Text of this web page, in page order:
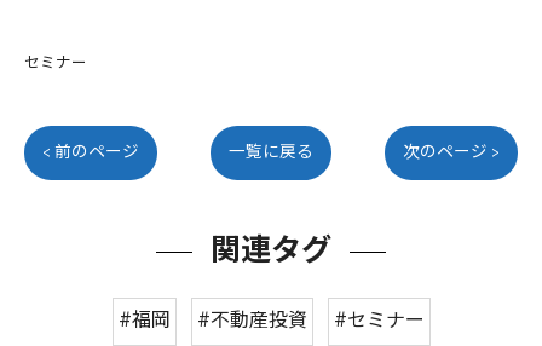
セミナー
< 前のページ 一覧に戻る 次のページ >
関連タグ
#福岡 #不動産投資 #セミナー